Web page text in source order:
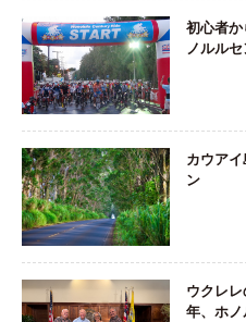
初心者
ノルル
カウア
ン
ウクレ
年、ホ